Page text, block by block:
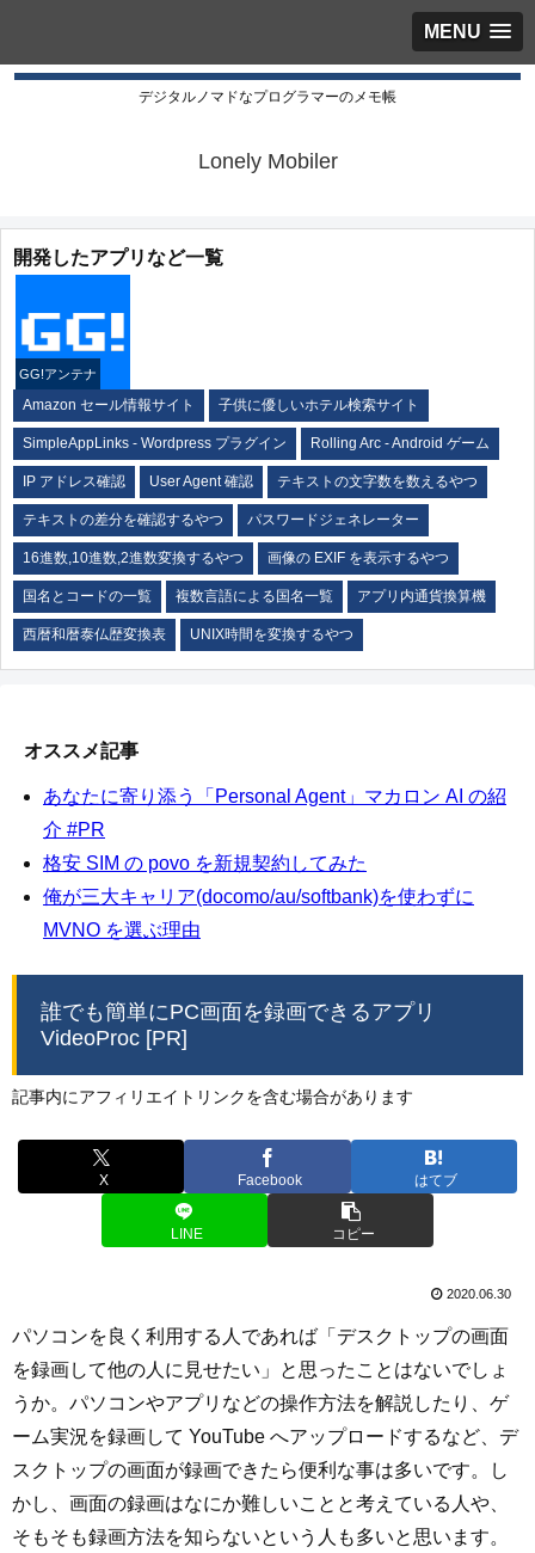
MENU
デジタルノマドなプログラマーのメモ帳
Lonely Mobiler
開発したアプリなど一覧
GG!アンテナ
Amazon セール情報サイト 子供に優しいホテル検索サイト
SimpleAppLinks - Wordpress プラグイン Rolling Arc - Android ゲーム
IP アドレス確認 User Agent 確認 テキストの文字数を数えるやつ
テキストの差分を確認するやつ パスワードジェネレーター
16進数,10進数,2進数変換するやつ 画像の EXIF を表示するやつ
国名とコードの一覧 複数言語による国名一覧 アプリ内通貨換算機
西暦和暦泰仏歴変換表 UNIX時間を変換するやつ
オススメ記事
あなたに寄り添う「Personal Agent」マカロン AI の紹
介 #PR
格安 SIM の povo を新規契約してみた
俺が三大キャリア(docomo/au/softbank)を使わずに
MVNO を選ぶ理由
誰でも簡単にPC画面を録画できるアプリ
VideoProc [PR]
記事内にアフィリエイトリンクを含む場合があります
X Facebook はてブ
LINE コピー
2020.06.30
パソコンを良く利用する人であれば「デスクトップの画面
を録画して他の人に見せたい」と思ったことはないでしょ
うか。パソコンやアプリなどの操作方法を解説したり、ゲ
ーム実況を録画して YouTube へアップロードするなど、デ
スクトップの画面が録画できたら便利な事は多いです。し
かし、画面の録画はなにか難しいことと考えている人や、
そもそも録画方法を知らないという人も多いと思います。